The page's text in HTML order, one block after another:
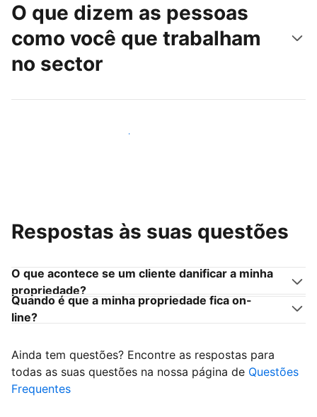
O que dizem as pessoas
como você que trabalham
no sector
Junte-se a outros anfitriões como você
Respostas às suas questões
O que acontece se um cliente danificar a minha
propriedade?
Quando é que a minha propriedade fica on-
line?
Ainda tem questões? Encontre as respostas para
todas as suas questões na nossa página de Questões
Frequentes